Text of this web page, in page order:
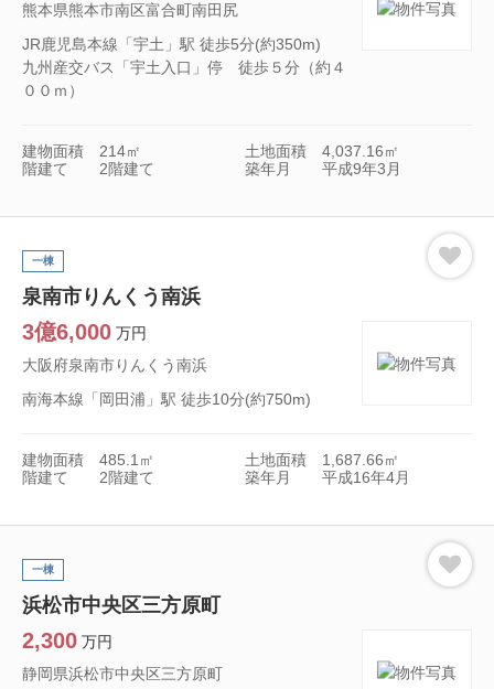
熊本県熊本市南区富合町南田尻
JR鹿児島本線「宇土」駅 徒歩5分(約350m)
九州産交バス「宇土入口」停 徒歩５分（約４
００ｍ）
建物面積 214㎡ 土地面積
4,037.16㎡
階建て
2階建て 築年月 平成9年3月
泉南市りんくう南浜
一棟
3億6,000 万円
大阪府泉南市りんくう南浜
南海本線「岡田浦」駅 徒歩10分(約750m)
建物面積 485.1㎡ 土地面積
1,687.66㎡
階建て
2階建て 築年月 平成16年4月
浜松市中央区三方原町
一棟
2,300 万円
静岡県浜松市中央区三方原町